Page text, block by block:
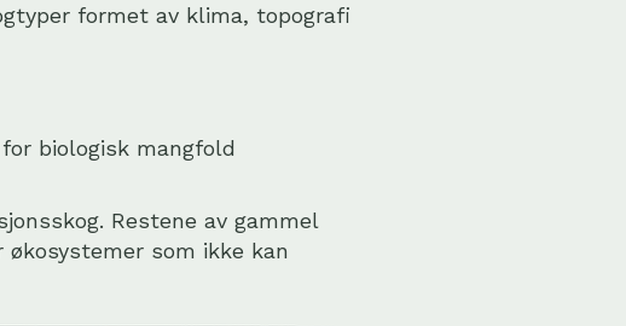
formet av klima, topografi
biologisk mangfold
Restene av gammel
som ikke kan